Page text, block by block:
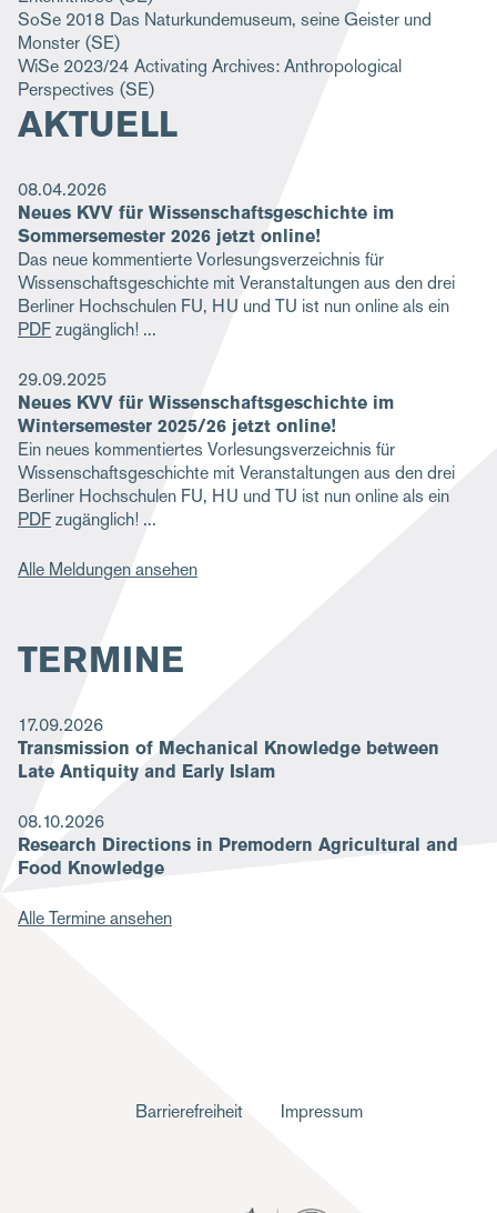
SoSe 2018 Das Naturkundemuseum, seine Geister und
Monster (SE)
WiSe 2023/24 Activating Archives: Anthropological
Perspectives (SE)
AKTUELL
08.04.2026
Neues KVV für Wissenschaftsgeschichte im
Sommersemester 2026 jetzt online!
Das neue kommentierte Vorlesungsverzeichnis für
Wissenschaftsgeschichte mit Veranstaltungen aus den drei
Berliner Hochschulen FU, HU und TU ist nun online als ein
PDFzugänglich!
29.09.2025
Neues KVV für Wissenschaftsgeschichte im
Wintersemester 2025/26 jetzt online!
Ein neues kommentiertes Vorlesungsverzeichnis für
Wissenschaftsgeschichte mit Veranstaltungen aus den drei
Berliner Hochschulen FU, HU und TU ist nun online als ein
PDFzugänglich!
Alle Meldungen ansehen
TERMINE
17.09.2026
Transmission of Mechanical Knowledge between
Late Antiquity and Early Islam
08.10.2026
Research Directions in Premodern Agricultural and
Food Knowledge
Alle Termine ansehen
Barrierefreiheit Impressum